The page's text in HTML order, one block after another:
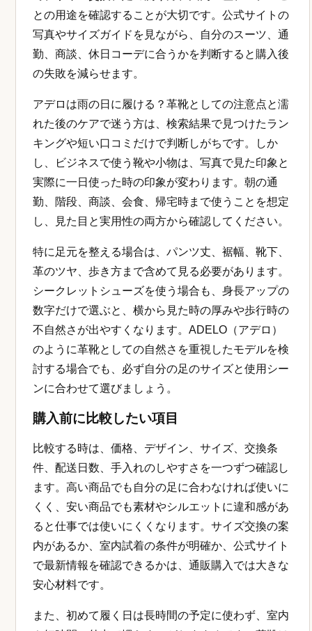
との用途を確認することが大切です。公式サイトの
写真やサイズガイドを見ながら、自分のスーツ、通
勤、商談、休日コーデに合うかを判断すると購入後
の失敗を減らせます。
アデロは雨の日に履ける？革靴としての注意点と濡
れた後のケアで迷う方は、検索結果で見つけたラン
キングや短い口コミだけで判断しがちです。しか
し、ビジネスで使う靴や小物は、写真で見た印象と
実際に一日使った時の印象が変わります。朝の通
勤、階段、商談、会食、帰宅時まで使うことを想定
し、見た目と実用性の両方から確認してください。
特に足元を整える場合は、パンツ丈、裾幅、靴下、
革のツヤ、歩き方まで含めて見る必要があります。
シークレットシューズを使う場合も、身長アップの
数字だけで選ぶと、横から見た時の厚みや歩行時の
不自然さが出やすくなります。ADELO（アデロ）
のように革靴としての自然さを重視したモデルを検
討する場合でも、必ず自分の足のサイズと使用シー
ンに合わせて選びましょう。
購入前に比較したい項目
比較する時は、価格、デザイン、サイズ、交換条
件、配送日数、手入れのしやすさを一つずつ確認し
ます。高い商品でも自分の足に合わなければ使いに
くく、安い商品でも素材やシルエットに違和感があ
ると仕事では使いにくくなります。サイズ交換の案
内があるか、室内試着の条件が明確か、公式サイト
で最新情報を確認できるかは、通販購入では大きな
安心材料です。
また、初めて履く日は長時間の予定に使わず、室内